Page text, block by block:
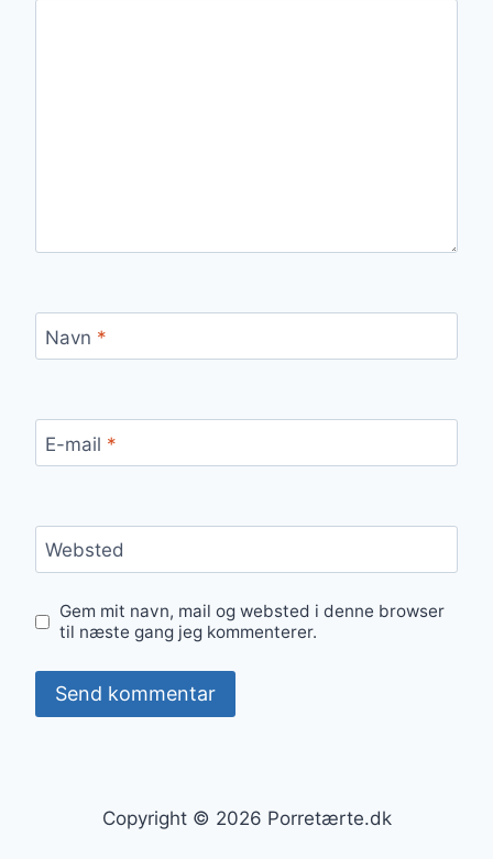
Navn *
E-mail *
Websted
Gem mit navn, mail og websted i denne browser
til næste gang jeg kommenterer.
Copyright © 2026 Porretærte.dk